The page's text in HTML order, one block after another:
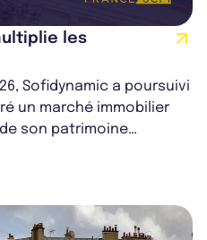
les
Sofidynamic a poursuivi
un marché immobilier
son patrimoine
constan...